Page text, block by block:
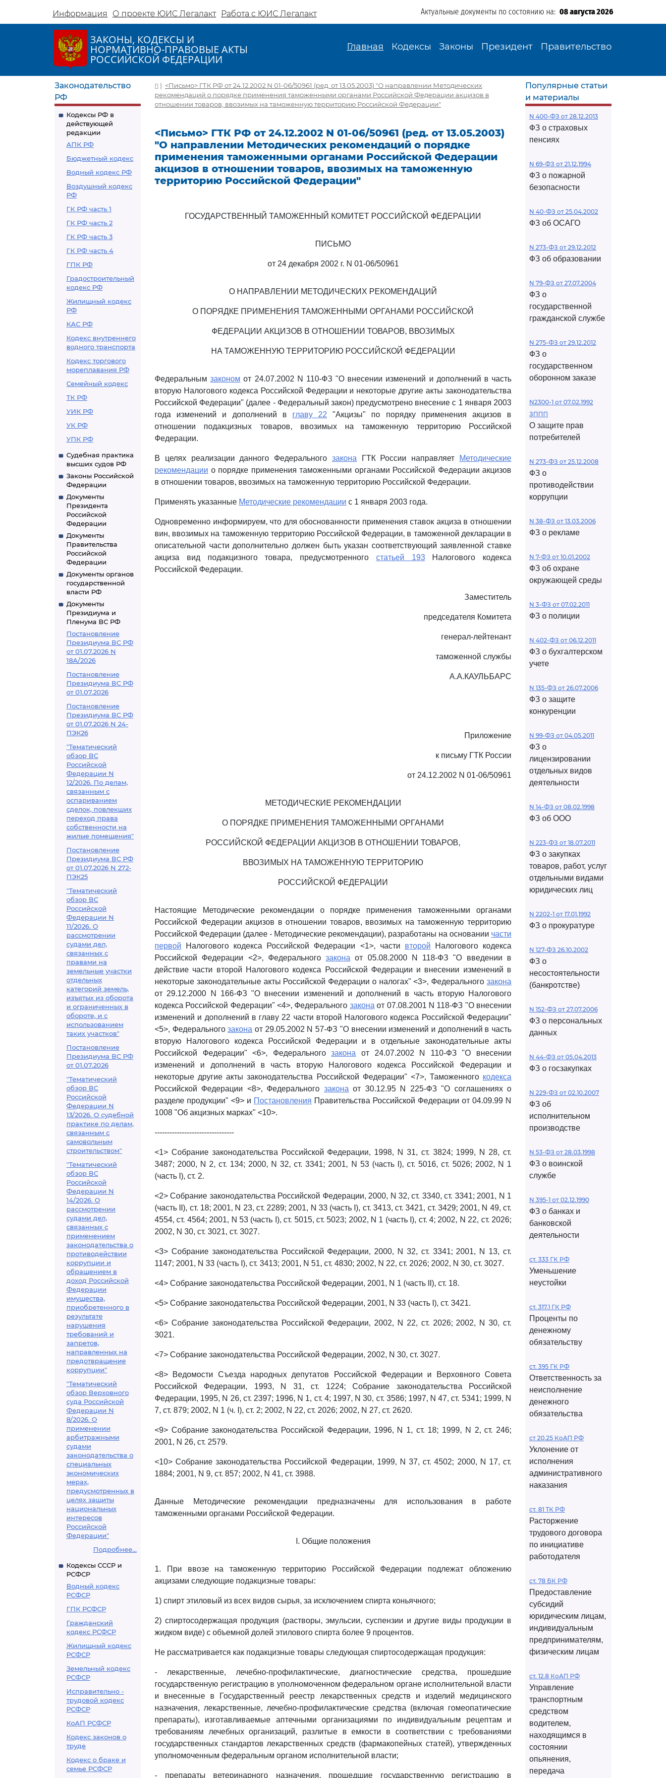
Информация О проекте ЮИС Легалакт Работа с ЮИС Легалакт Актуальные документы по состоянию на: 08 августа 2026
ЗАКОНЫ, КОДЕКСЫ И
НОРМАТИВНО-ПРАВОВЫЕ АКТЫ
РОССИЙСКОЙ ФЕДЕРАЦИИ
Главная Кодексы Законы Президент Правительство
Законодательство
РФ
Кодексы РФ в
действующей
редакции
АПК РФ
Бюджетный кодекс
Водный кодекс РФ
Воздушный кодекс
РФ
ГК РФ часть 1
ГК РФ часть 2
ГК РФ часть 3
ГК РФ часть 4
ГПК РФ
Градостроительный
кодекс РФ
Жилищный кодекс
РФ
КАС РФ
Кодекс внутреннего
водного транспорта
Кодекс торгового
мореплавания РФ
Семейный кодекс
ТК РФ
УИК РФ
УК РФ
УПК РФ
Судебная практика
высших судов РФ
Законы Российской
Федерации
Документы
Президента
Российской
Федерации
Документы
Правительства
Российской
Федерации
Документы органов
государственной
власти РФ
Документы
Президиума и
Пленума ВС РФ
Постановление
Президиума ВС РФ
от 01.07.2026 N
18А/2026
Постановление
Президиума ВС РФ
от 01.07.2026
Постановление
Президиума ВС РФ
от 01.07.2026 N 24-
ПЭК26
"Тематический
обзор ВС
Российской
Федерации N
12/2026. По делам,
связанным с
оспариванием
сделок, повлекших
переход права
собственности на
жилые помещения"
Постановление
Президиума ВС РФ
от 01.07.2026 N 272-
ПЭК25
"Тематический
обзор ВС
Российской
Федерации N
11/2026. О
рассмотрении
судами дел,
связанных с
правами на
земельные участки
отдельных
категорий земель,
изъятых из оборота
и ограниченных в
обороте, и с
использованием
таких участков"
Постановление
Президиума ВС РФ
от 01.07.2026
"Тематический
обзор ВС
Российской
Федерации N
13/2026. О судебной
практике по делам,
связанным с
самовольным
строительством"
"Тематический
обзор ВС
Российской
Федерации N
14/2026. О
рассмотрении
судами дел,
связанных с
применением
законодательства о
противодействии
коррупции и
обращением в
доход Российской
Федерации
имущества,
приобретенного в
результате
нарушения
требований и
запретов,
направленных на
предотвращение
коррупции"
"Тематический
обзор Верховного
суда Российской
Федерации N
8/2026. О
применении
арбитражными
судами
законодательства о
специальных
экономических
мерах,
предусмотренных в
целях защиты
национальных
интересов
Российской
Федерации"
Подробнее...
Кодексы СССР и
РСФСР
Водный кодекс
РСФСР
ГПК РСФСР
Гражданский
кодекс РСФСР
Жилищный кодекс
РСФСР
Земельный кодекс
РСФСР
Исправительно -
трудовой кодекс
РСФСР
КоАП РСФСР
Кодекс законов о
труде
Кодекс о браке и
семье РСФСР
| <Письмо> ГТК РФ от 24.12.2002 N 01-06/50961 (ред. от 13.05.2003) "О направлении Методических
рекомендаций о порядке применения таможенными органами Российской Федерации акцизов в
отношении товаров, ввозимых на таможенную территорию Российской Федерации"
<Письмо> ГТК РФ от 24.12.2002 N 01-06/50961 (ред. от 13.05.2003)
"О направлении Методических рекомендаций о порядке
применения таможенными органами Российской Федерации
акцизов в отношении товаров, ввозимых на таможенную
территорию Российской Федерации"
ГОСУДАРСТВЕННЫЙ ТАМОЖЕННЫЙ КОМИТЕТ РОССИЙСКОЙ ФЕДЕРАЦИИ
ПИСЬМО
от 24 декабря 2002 г. N 01-06/50961
О НАПРАВЛЕНИИ МЕТОДИЧЕСКИХ РЕКОМЕНДАЦИЙ
О ПОРЯДКЕ ПРИМЕНЕНИЯ ТАМОЖЕННЫМИ ОРГАНАМИ РОССИЙСКОЙ
ФЕДЕРАЦИИ АКЦИЗОВ В ОТНОШЕНИИ ТОВАРОВ, ВВОЗИМЫХ
НА ТАМОЖЕННУЮ ТЕРРИТОРИЮ РОССИЙСКОЙ ФЕДЕРАЦИИ
Федеральнымзаконом от 24.07.2002 N 110-ФЗ "О внесении изменений и дополнений в часть
вторую Налогового кодекса Российской Федерации и некоторые другие акты законодательства
Российской Федерации" (далее - Федеральный закон) предусмотрено внесение с 1 января 2003
года изменений и дополнений в главу 22 "Акцизы" по порядку применения акцизов в
отношении подакцизных товаров, ввозимых на таможенную территорию Российской
Федерации.
В целях реализации данного Федерального закона ГТК России направляет
Методические
рекомендации о порядке применения таможенными органами Российской Федерации акцизов
в отношении товаров, ввозимых на таможенную территорию Российской Федерации.
Применять указанные Методические рекомендации с 1 января 2003 года.
Одновременно информируем, что для обоснованности применения ставок акциза в отношении
вин, ввозимых на таможенную территорию Российской Федерации, в таможенной декларации в
описательной части дополнительно должен быть указан соответствующий заявленной ставке
акциза вид подакцизного товара, предусмотренного статьей 193Налогового кодекса
Российской Федерации.
Заместитель
председателя Комитета
генерал-лейтенант
таможенной службы
А.А.КАУЛЬБАРС
Приложение
к письму ГТК России
от 24.12.2002 N 01-06/50961
МЕТОДИЧЕСКИЕ РЕКОМЕНДАЦИИ
О ПОРЯДКЕ ПРИМЕНЕНИЯ ТАМОЖЕННЫМИ ОРГАНАМИ
РОССИЙСКОЙ ФЕДЕРАЦИИ АКЦИЗОВ В ОТНОШЕНИИ ТОВАРОВ,
ВВОЗИМЫХ НА ТАМОЖЕННУЮ ТЕРРИТОРИЮ
РОССИЙСКОЙ ФЕДЕРАЦИИ
Настоящие Методические рекомендации о порядке применения таможенными органами
Российской Федерации акцизов в отношении товаров, ввозимых на таможенную территорию
Российской Федерации (далее - Методические рекомендации), разработаны на основании части
первой Налогового кодекса Российской Федерации <1>, части второй Налогового кодекса
Российской Федерации <2>, Федеральногозакона от 05.08.2000 N 118-ФЗ "О введении в
действие части второй Налогового кодекса Российской Федерации и внесении изменений в
некоторые законодательные акты Российской Федерации о налогах" <3>, Федерального закона
от 29.12.2000 N 166-ФЗ "О внесении изменений и дополнений в часть вторую Налогового
кодекса Российской Федерации" <4>, Федерального закона от 07.08.2001 N 118-ФЗ "О внесении
изменений и дополнений в главу 22 части второй Налогового кодекса Российской Федерации"
<5>, Федеральногозакона от 29.05.2002 N 57-ФЗ "О внесении изменений и дополнений в часть
вторую Налогового кодекса Российской Федерации и в отдельные законодательные акты
Российской Федерации" <6>, Федеральногозакона от 24.07.2002 N 110-ФЗ "О внесении
изменений и дополнений в часть вторую Налогового кодекса Российской Федерации и
некоторые другие акты законодательства Российской Федерации" <7>, Таможенного кодекса
Российской Федерации <8>, Федерального закона от 30.12.95 N 225-ФЗ "О соглашениях о
разделе продукции" <9> и Постановления Правительства Российской Федерации от 04.09.99 N
1008 "Об акцизных марках" <10>.
--------------------------------
<1> Собрание законодательства Российской Федерации, 1998, N 31, ст. 3824; 1999, N 28, ст.
3487; 2000, N 2, ст. 134; 2000, N 32, ст. 3341; 2001, N 53 (часть I), ст. 5016, ст. 5026; 2002, N 1
(часть I), ст. 2.
<2> Собрание законодательства Российской Федерации, 2000, N 32, ст. 3340, ст. 3341; 2001, N 1
(часть II), ст. 18; 2001, N 23, ст. 2289; 2001, N 33 (часть I), ст. 3413, ст. 3421, ст. 3429; 2001, N 49, ст.
4554, ст. 4564; 2001, N 53 (часть I), ст. 5015, ст. 5023; 2002, N 1 (часть I), ст. 4; 2002, N 22, ст. 2026;
2002, N 30, ст. 3021, ст. 3027.
<3> Собрание законодательства Российской Федерации, 2000, N 32, ст. 3341; 2001, N 13, ст.
1147; 2001, N 33 (часть I), ст. 3413; 2001, N 51, ст. 4830; 2002, N 22, ст. 2026; 2002, N 30, ст. 3027.
<4> Собрание законодательства Российской Федерации, 2001, N 1 (часть II), ст. 18.
<5> Собрание законодательства Российской Федерации, 2001, N 33 (часть I), ст. 3421.
<6> Собрание законодательства Российской Федерации, 2002, N 22, ст. 2026; 2002, N 30, ст.
3021.
<7> Собрание законодательства Российской Федерации, 2002, N 30, ст. 3027.
<8> Ведомости Съезда народных депутатов Российской Федерации и Верховного Совета
Российской Федерации, 1993, N 31, ст. 1224; Собрание законодательства Российской
Федерации, 1995, N 26, ст. 2397; 1996, N 1, ст. 4; 1997, N 30, ст. 3586; 1997, N 47, ст. 5341; 1999, N
7, ст. 879; 2002, N 1 (ч. I), ст. 2; 2002, N 22, ст. 2026; 2002, N 27, ст. 2620.
<9> Собрание законодательства Российской Федерации, 1996, N 1, ст. 18; 1999, N 2, ст. 246;
2001, N 26, ст. 2579.
<10> Собрание законодательства Российской Федерации, 1999, N 37, ст. 4502; 2000, N 17, ст.
1884; 2001, N 9, ст. 857; 2002, N 41, ст. 3988.
Данные Методические рекомендации предназначены для использования в работе
таможенными органами Российской Федерации.
I. Общие положения
1. При ввозе на таможенную территорию Российской Федерации подлежат обложению
акцизами следующие подакцизные товары:
1) спирт этиловый из всех видов сырья, за исключением спирта коньячного;
2) спиртосодержащая продукция (растворы, эмульсии, суспензии и другие виды продукции в
жидком виде) с объемной долей этилового спирта более 9 процентов.
Не рассматривается как подакцизные товары следующая спиртосодержащая продукция:
- лекарственные, лечебно-профилактические, диагностические средства, прошедшие
государственную регистрацию в уполномоченном федеральном органе исполнительной власти
и внесенные в Государственный реестр лекарственных средств и изделий медицинского
назначения, лекарственные, лечебно-профилактические средства (включая гомеопатические
препараты), изготавливаемые аптечными организациями по индивидуальным рецептам и
требованиям лечебных организаций, разлитые в емкости в соответствии с требованиями
государственных стандартов лекарственных средств (фармакопейных статей), утвержденных
уполномоченным федеральным органом исполнительной власти;
- препараты ветеринарного назначения, прошедшие государственную регистрацию в
Популярные статьи
и материалы
N 400-ФЗ от 28.12.2013
ФЗ о страховых
пенсиях
N 69-ФЗ от 21.12.1994
ФЗ о пожарной
безопасности
N 40-ФЗ от 25.04.2002
ФЗ об ОСАГО
N 273-ФЗ от 29.12.2012
ФЗ об образовании
N 79-ФЗ от 27.07.2004
ФЗ о
государственной
гражданской службе
N 275-ФЗ от 29.12.2012
ФЗ о
государственном
оборонном заказе
N2300-1 от 07.02.1992
ЗППП
О защите прав
потребителей
N 273-ФЗ от 25.12.2008
ФЗ о
противодействии
коррупции
N 38-ФЗ от 13.03.2006
ФЗ о рекламе
N 7-ФЗ от 10.01.2002
ФЗ об охране
окружающей среды
N 3-ФЗ от 07.02.2011
ФЗ о полиции
N 402-ФЗ от 06.12.2011
ФЗ о бухгалтерском
учете
N 135-ФЗ от 26.07.2006
ФЗ о защите
конкуренции
N 99-ФЗ от 04.05.2011
ФЗ о
лицензировании
отдельных видов
деятельности
N 14-ФЗ от 08.02.1998
ФЗ об ООО
N 223-ФЗ от 18.07.2011
ФЗ о закупках
товаров, работ, услуг
отдельными видами
юридических лиц
N 2202-1 от 17.01.1992
ФЗ о прокуратуре
N 127-ФЗ 26.10.2002
ФЗ о
несостоятельности
(банкротстве)
N 152-ФЗ от 27.07.2006
ФЗ о персональных
данных
N 44-ФЗ от 05.04.2013
ФЗ о госзакупках
N 229-ФЗ от 02.10.2007
ФЗ об
исполнительном
производстве
N 53-ФЗ от 28.03.1998
ФЗ о воинской
службе
N 395-1 от 02.12.1990
ФЗ о банках и
банковской
деятельности
ст. 333 ГК РФ
Уменьшение
неустойки
ст. 317.1 ГК РФ
Проценты по
денежному
обязательству
ст. 395 ГК РФ
Ответственность за
неисполнение
денежного
обязательства
ст 20.25 КоАП РФ
Уклонение от
исполнения
административного
наказания
ст. 81 ТК РФ
Расторжение
трудового договора
по инициативе
работодателя
ст. 78 БК РФ
Предоставление
субсидий
юридическим лицам,
индивидуальным
предпринимателям,
физическим лицам
ст. 12.8 КоАП РФ
Управление
транспортным
средством
водителем,
находящимся в
состоянии
опьянения,
передача